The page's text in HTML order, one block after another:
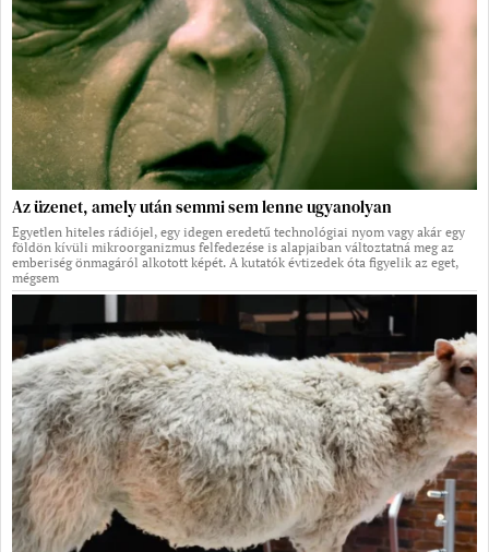
Az üzenet, amely után semmi sem lenne ugyanolyan
Egyetlen hiteles rádiójel, egy idegen eredetű technológiai nyom vagy akár egy
földön kívüli mikroorganizmus felfedezése is alapjaiban változtatná meg az
emberiség önmagáról alkotott képét. A kutatók évtizedek óta figyelik az eget,
mégsem